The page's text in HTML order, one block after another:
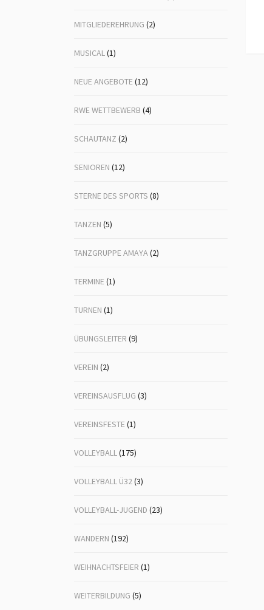
MITGLIEDEREHRUNG (2)
MUSICAL(1)
NEUE ANGEBOTE(12)
RWE WETTBEWERB (4)
SCHAUTANZ (2)
SENIOREN (12)
STERNE DES SPORTS (8)
TANZEN (5)
TANZGRUPPE AMAYA(2)
TERMINE(1)
TURNEN (1)
ÜBUNGSLEITER (9)
VEREIN (2)
VEREINSAUSFLUG (3)
VEREINSFESTE(1)
VOLLEYBALL(175)
VOLLEYBALL Ü32(3)
VOLLEYBALL-JUGEND (23)
WANDERN (192)
WEIHNACHTSFEIER (1)
WEITERBILDUNG (5)